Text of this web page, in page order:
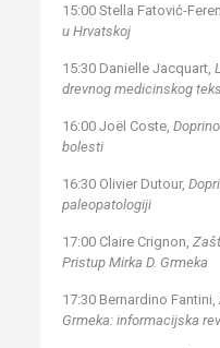
15:00 Stella Fatović-
u Hrvatskoj
15:30 Danielle Jacquart,
drevnog medicinskog
16:00 Joël Coste,
bolesti
16:30 Olivier Dutour,
paleopatologiji
17:00 Claire Crignon,
Pristup Mirka D. Grmeka
17:30 Bernardino Fantini,
Grmeka: informacijska